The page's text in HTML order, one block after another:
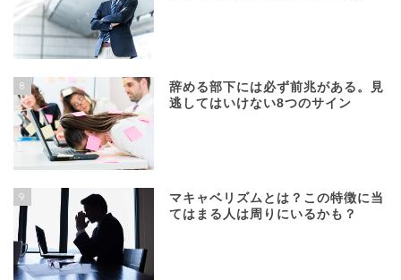
8
辞める部下には必ず前兆がある。見
逃してはいけない8つのサイン
9
マキャベリズムとは？この特徴に当
てはまる人は周りにいるかも？